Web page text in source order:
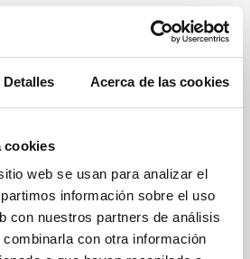
Detalles Acerca de las cookies
cookies
web se usan para analizar el
información sobre el uso
con nuestros partners de análisis
con otra información
Biosimilares